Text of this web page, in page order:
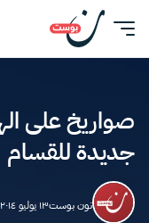
صواريخ على
جديدة للقسام
نون بوست١٣ يوليو ٢٠١٤